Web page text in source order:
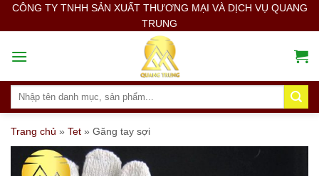
SkipCÔNG TY TNHH SẢN XUẤT THƯƠNG MẠI VÀ DỊCH VỤ QUANG
TRUNG
Search
Trang chủ » Tet » Găng tay sợi